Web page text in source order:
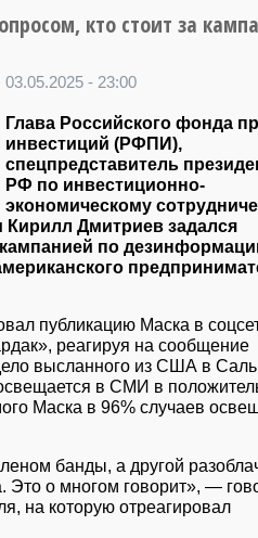
кто стоит за
03.05.2025 - 23:00
Глава Российского фонда
инвестиций (РФПИ),
спецпредставитель
РФ по инвестиционно-
экономическому
Дмитриев задался
по
публикацию Маска в
реагируя на сообщение
высланного из США в
в СМИ в
Маска в 96% случаев
банды, а другой
Это о многом говорит», —
на которую отреагировал